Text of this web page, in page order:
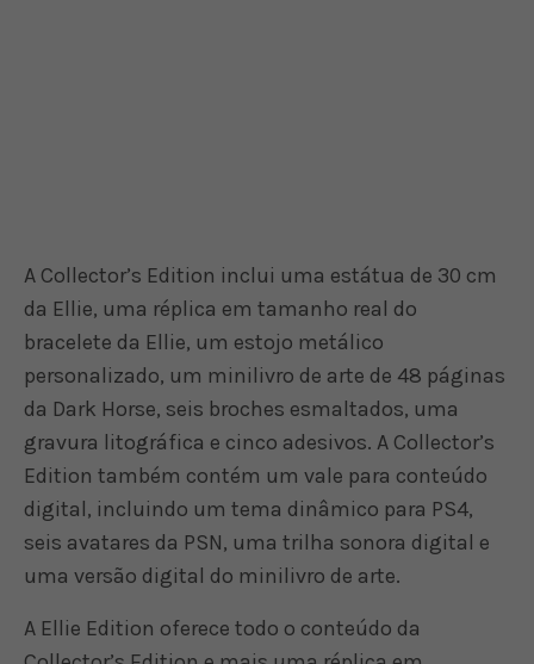
A Collector’s Edition inclui uma estátua de 30 cm
da Ellie, uma réplica em tamanho real do
bracelete da Ellie, um estojo metálico
personalizado, um minilivro de arte de 48 páginas
da Dark Horse, seis broches esmaltados, uma
gravura litográfica e cinco adesivos. A Collector’s
Edition também contém um vale para conteúdo
digital, incluindo um tema dinâmico para PS4,
seis avatares da PSN, uma trilha sonora digital e
uma versão digital do minilivro de arte.
A Ellie Edition oferece todo o conteúdo da